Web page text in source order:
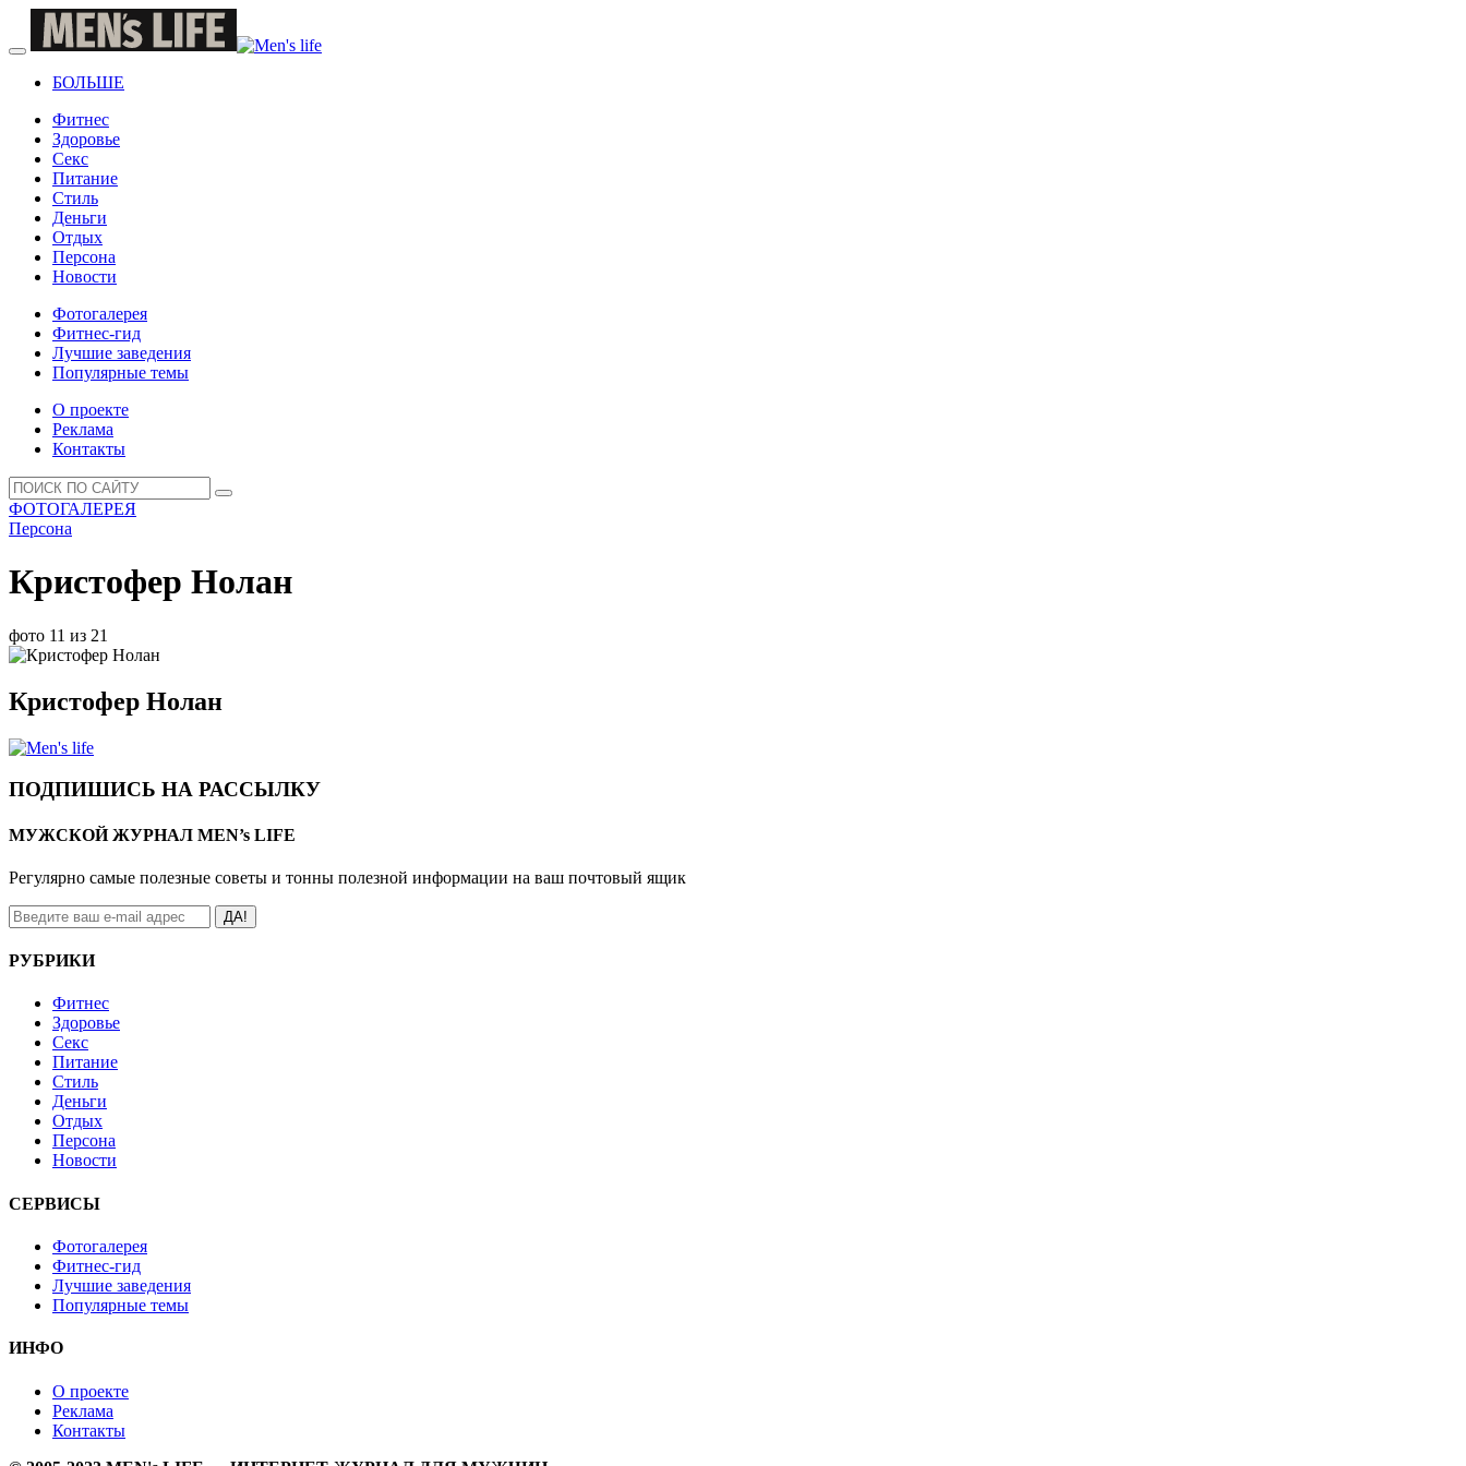
БОЛЬШЕ
Фитнес
Здоровье
Секс
Питание
Стиль
Деньги
Отдых
Персона
Новости
Фотогалерея
Фитнес-гид
Лучшие заведения
Популярные темы
О проекте
Реклама
Контакты
ФОТОГАЛЕРЕЯ
Персона
Кристофер Нолан
фото 11 из 21
Кристофер Нолан
ПОДПИШИСЬ НА РАССЫЛКУ
МУЖСКОЙ ЖУРНАЛ MEN’s LIFE
Регулярно самые полезные советы и тонны полезной информации на ваш почтовый ящик
ДА!
РУБРИКИ
Фитнес
Здоровье
Секс
Питание
Стиль
Деньги
Отдых
Персона
Новости
СЕРВИСЫ
Фотогалерея
Фитнес-гид
Лучшие заведения
Популярные темы
ИНФО
О проекте
Реклама
Контакты